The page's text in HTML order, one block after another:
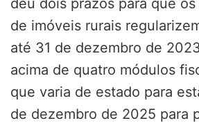
de imóveis rurais
até 31 de dezembro de
acima de quatro módulos
que varia de estado para
de dezembro de 2025 para